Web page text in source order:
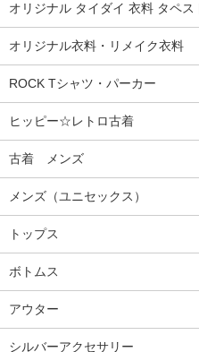
オリジナル タイダイ 衣料 タペ
オリジナル衣料・リメイク衣料
ROCK Tシャツ・パーカー
ヒッピー☆レトロ古着
古着 メンズ
メンズ（ユニセックス）
トップス
ボトムス
アウター
シルバーアクセサリー